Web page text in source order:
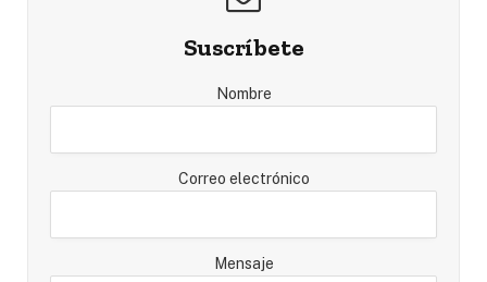
Suscríbete
Nombre
Correo electrónico
Mensaje